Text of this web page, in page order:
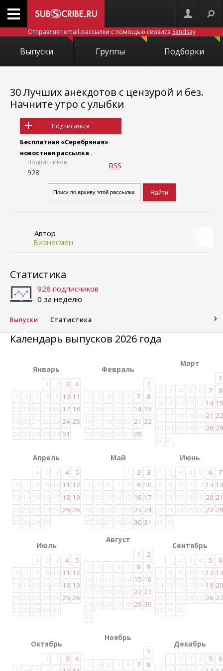
Отправляет email-рассылки с помощью сервиса Sendsay
Выпуски Группы Подборки
30 Лучших анекдотов с цензурой и без.
Начните утро с улыбки
Подписаться
Бесплатная «Серебряная»
новостная рассылка .
Подписчиков
928
RSS
Автор
Бизнесмен
Статистика
928 подписчиков
0 за неделю
Выпуски Статистика
Календарь выпусков 2026 года
Январь
1
2 3
4
5
6 7 8 9 10 11
12 13 14 15 16 17 18
19 20 21 22 23 24 25
26 27 28 29 30 31
Февраль
1
2
3 4 5 6 7
8
9 10 11 12 13 14 15
16 17 18 19 20 21 22
23 24 25 26 27 28
Март
1
2
3 4 5 6 7
8
9 10 11 12 13 14 15
16 17 18 19 20 21 22
23 24 25 26 27 28 29
30 31
Апрель
1
2 3 4
5
6
7 8 9 10 11 12
13 14 15 16 17 18 19
20 21 22 23 24 25 26
27 28 29 30
Май
1
2
3
4
5 6 7 8 9 10
11 12 13 14 15 16 17
18 19 20 21 22 23 24
25 26 27 28 29 30 31
Июнь
1
2 3 4 5 6
7
8
9 10 11 12 13 14
15 16 17 18 19 20 21
22 23 24 25 26 27 28
29 30
Июль
1
2 3 4
5
6
7 8 9 10 11 12
13 14 15 16 17 18 19
20 21 22 23 24 25 26
27 28 29 30 31
Август
1
2
3
4 5 6 7 8
9
10 11 12 13 14 15 16
17 18 19 20 21 22 23
24 25 26 27 28 29 30
31
Сентябрь
1
2 3 4 5
6
7
8 9 10 11 12 13
14 15 16 17 18 19 20
21 22 23 24 25 26 27
28 29 30
Октябрь
1
2 3
4
Ноябрь
1
2
3 4 5 6 7 8
Декабрь
1
2 3 4 5
6